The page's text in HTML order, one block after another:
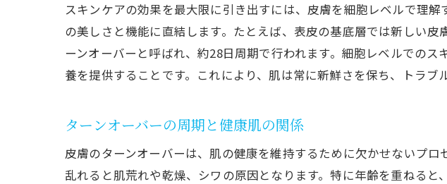
ストレスと肌の関
皮膚細胞の健康を
炎症を抑えるケア
皮膚細胞の秘密を解き
美肌を支える細胞
スキンケアの効果を最大限に引き出すには、皮膚を細胞レベルで理
の美しさと機能に直結します。たとえば、表皮の基底層では新しい
ーンオーバーと呼ばれ、約28日周期で行われます。細胞レベルでの
養を提供することです。これにより、肌は常に新鮮さを保ち、トラブ
ターンオーバーの周期と健康肌の関係
皮膚のターンオーバーは、肌の健康を維持するために欠かせないプ
乱れると肌荒れや乾燥、シワの原因となります。特に年齢を重ねる